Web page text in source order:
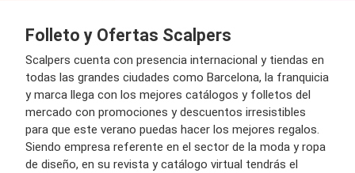
Folleto y Ofertas Scalpers
Scalpers cuenta con presencia internacional y tiendas en
todas las grandes ciudades como Barcelona, la franquicia
y marca llega con los mejores catálogos y folletos del
mercado con promociones y descuentos irresistibles
para que este verano puedas hacer los mejores regalos.
Siendo empresa referente en el sector de la moda y ropa
de diseño, en su revista y catálogo virtual tendrás el